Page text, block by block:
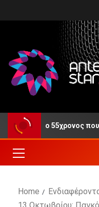
ο 55χρονος που
Home